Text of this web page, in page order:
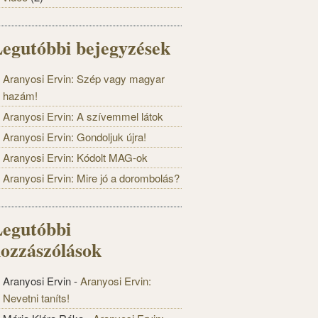
bejegyzések
Aranyosi Ervin: Szép vagy magyar
hazám!
Aranyosi Ervin: A szívemmel látok
Aranyosi Ervin: Gondoljuk újra!
Aranyosi Ervin: Kódolt MAG-ok
Aranyosi Ervin: Mire jó a dorombolás?
Aranyosi Ervin-Aranyosi Ervin:
Nevetni taníts!